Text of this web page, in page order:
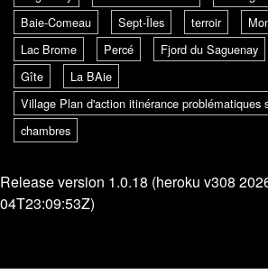
Baie-Comeau
Sept-Îles terroir
Lac Brome
Percé Fjord du Saguenay
Gîte
La BAie
Village Plan d'action itinérance problématiques
chambres
Release version 1.0.18 (heroku v308
04T23:09:53Z)